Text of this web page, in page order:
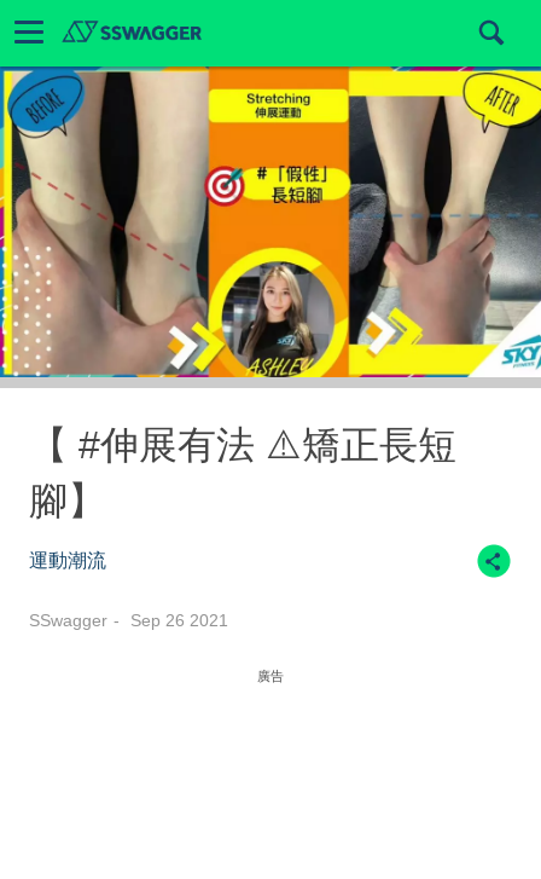
【 #伸展有法 ⚠️矯正長短
腳】
運動潮流
SSwagger Sep 26 2021
廣告